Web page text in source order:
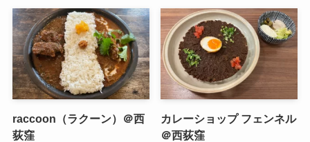
raccoon（ラクーン）＠西
荻窪
カレーショップ フェンネル
＠西荻窪